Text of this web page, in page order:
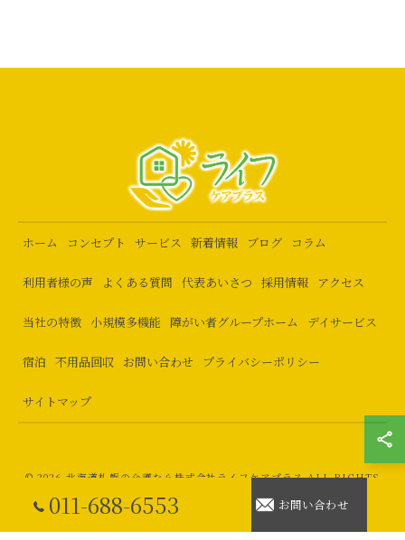
011-688-6553 お問い合わせ
ホーム コンセプト サービス 新着情報 ブログ コラム
利用者様の声 よくある質問 代表あいさつ 採用情報 アクセス
当社の特徴 小規模多機能 障がい者グループホーム デイサービス
宿泊 不用品回収 お問い合わせ プライバシーポリシー
サイトマップ
© 2026 北海道札幌の介護なら株式会社ライフケアプラス ALL RIGHTS
RESERVED.